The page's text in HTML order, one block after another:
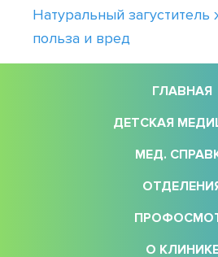
Натуральный
польза и вред
ГЛАВНАЯ
ДЕТСКАЯ
МЕД.
О